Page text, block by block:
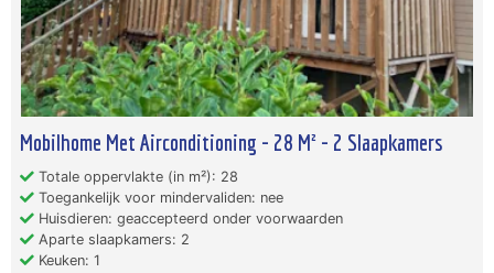
Mobilhome Met Airconditioning - 28 M² - 2 Slaapkamers
Totale oppervlakte (in m²): 28
Toegankelijk voor mindervaliden: nee
Huisdieren: geaccepteerd onder voorwaarden
Aparte slaapkamers: 2
Keuken: 1